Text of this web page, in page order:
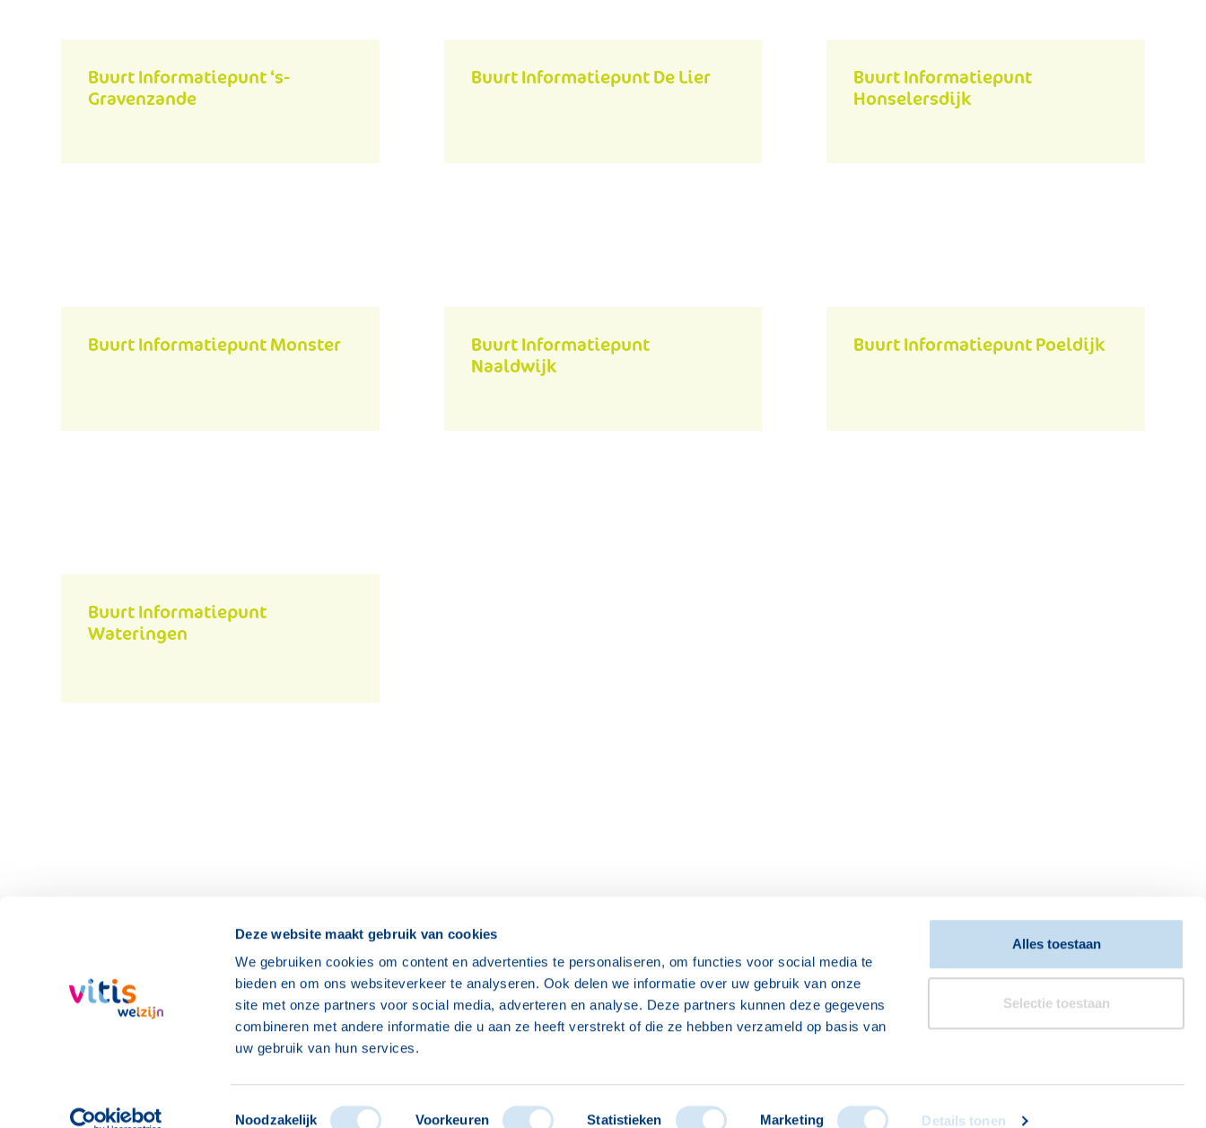
Deze website maakt gebruik van cookies
We gebruiken cookies om content en advertenties te personaliseren, om functies voor social media te
bieden en om ons websiteverkeer te analyseren. Ook delen we informatie over uw gebruik van onze
site met onze partners voor social media, adverteren en analyse. Deze partners kunnen deze gegevens
combineren met andere informatie die u aan ze heeft verstrekt of die ze hebben verzameld op basis van
uw gebruik van hun services.
Toestemmingsselectie
Noodzakelijk Voorkeuren Statistieken Marketing Details tonen
Alles toestaan
Selectie toestaan
Buurt Informatiepunt ‘s-
Gravenzande
Buurt Informatiepunt De Lier
Buurt Informatiepunt
Honselersdijk
Buurt Informatiepunt Monster
Buurt Informatiepunt
Naaldwijk
Buurt Informatiepunt Poeldijk
Buurt Informatiepunt
Wateringen
Over Vitis Welzijn
Verdilaan 88
2681 KP Monster
Meer contactgegevens
0174 - 630358
Ons hoofdkantoor is
vandaag tot17:00bereikbaar
Inloggen Disclaimer Privacy verklaring